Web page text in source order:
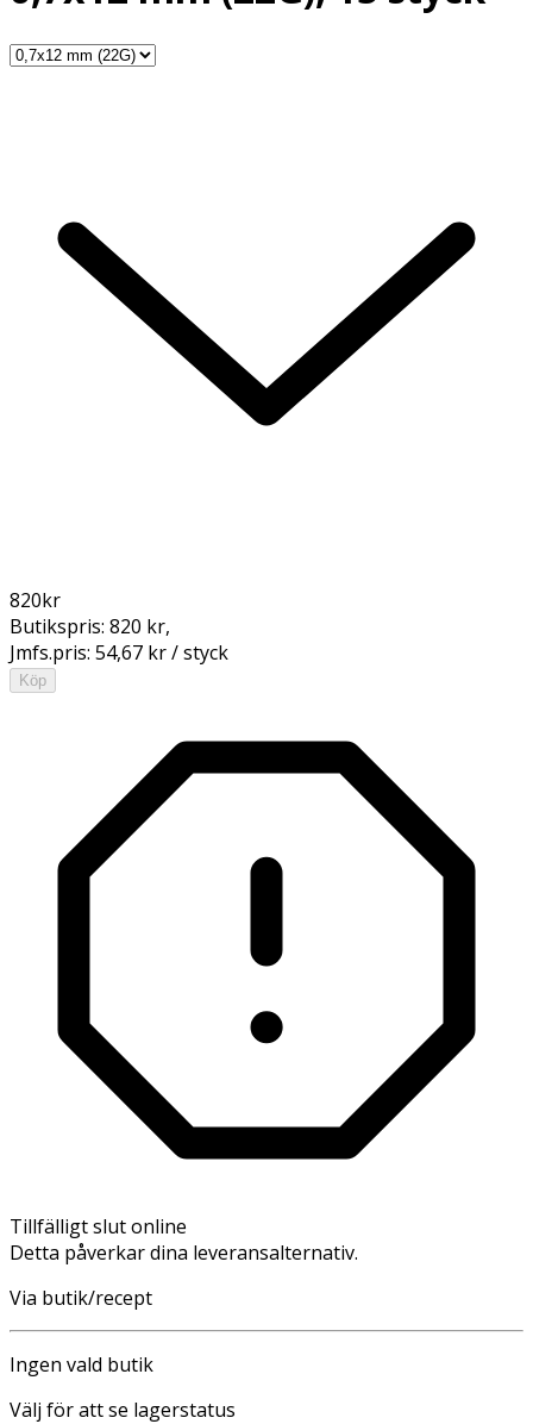
820kr
Butikspris: 820 kr,
Jmfs.pris: 54,67 kr / styck
Köp
Tillfälligt slut online
Detta påverkar dina leveransalternativ.
Via butik/recept
Ingen vald butik
Välj för att se lagerstatus